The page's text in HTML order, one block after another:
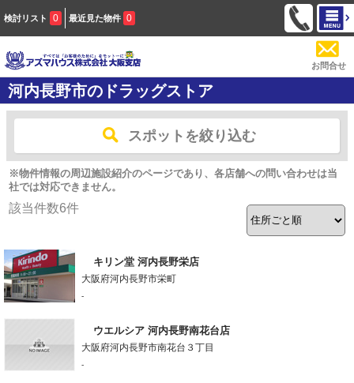
検討リスト 0 最近見た物件 0
お問合せ
河内長野市のドラッグストア
スポットを絞り込む
※物件情報の周辺施設紹介のページであり、各店舗への問い合わせは当
社では対応できません。
該当件数6件
キリン堂 河内長野栄店
大阪府河内長野市栄町
-
ウエルシア 河内長野南花台店
大阪府河内長野市南花台３丁目
-